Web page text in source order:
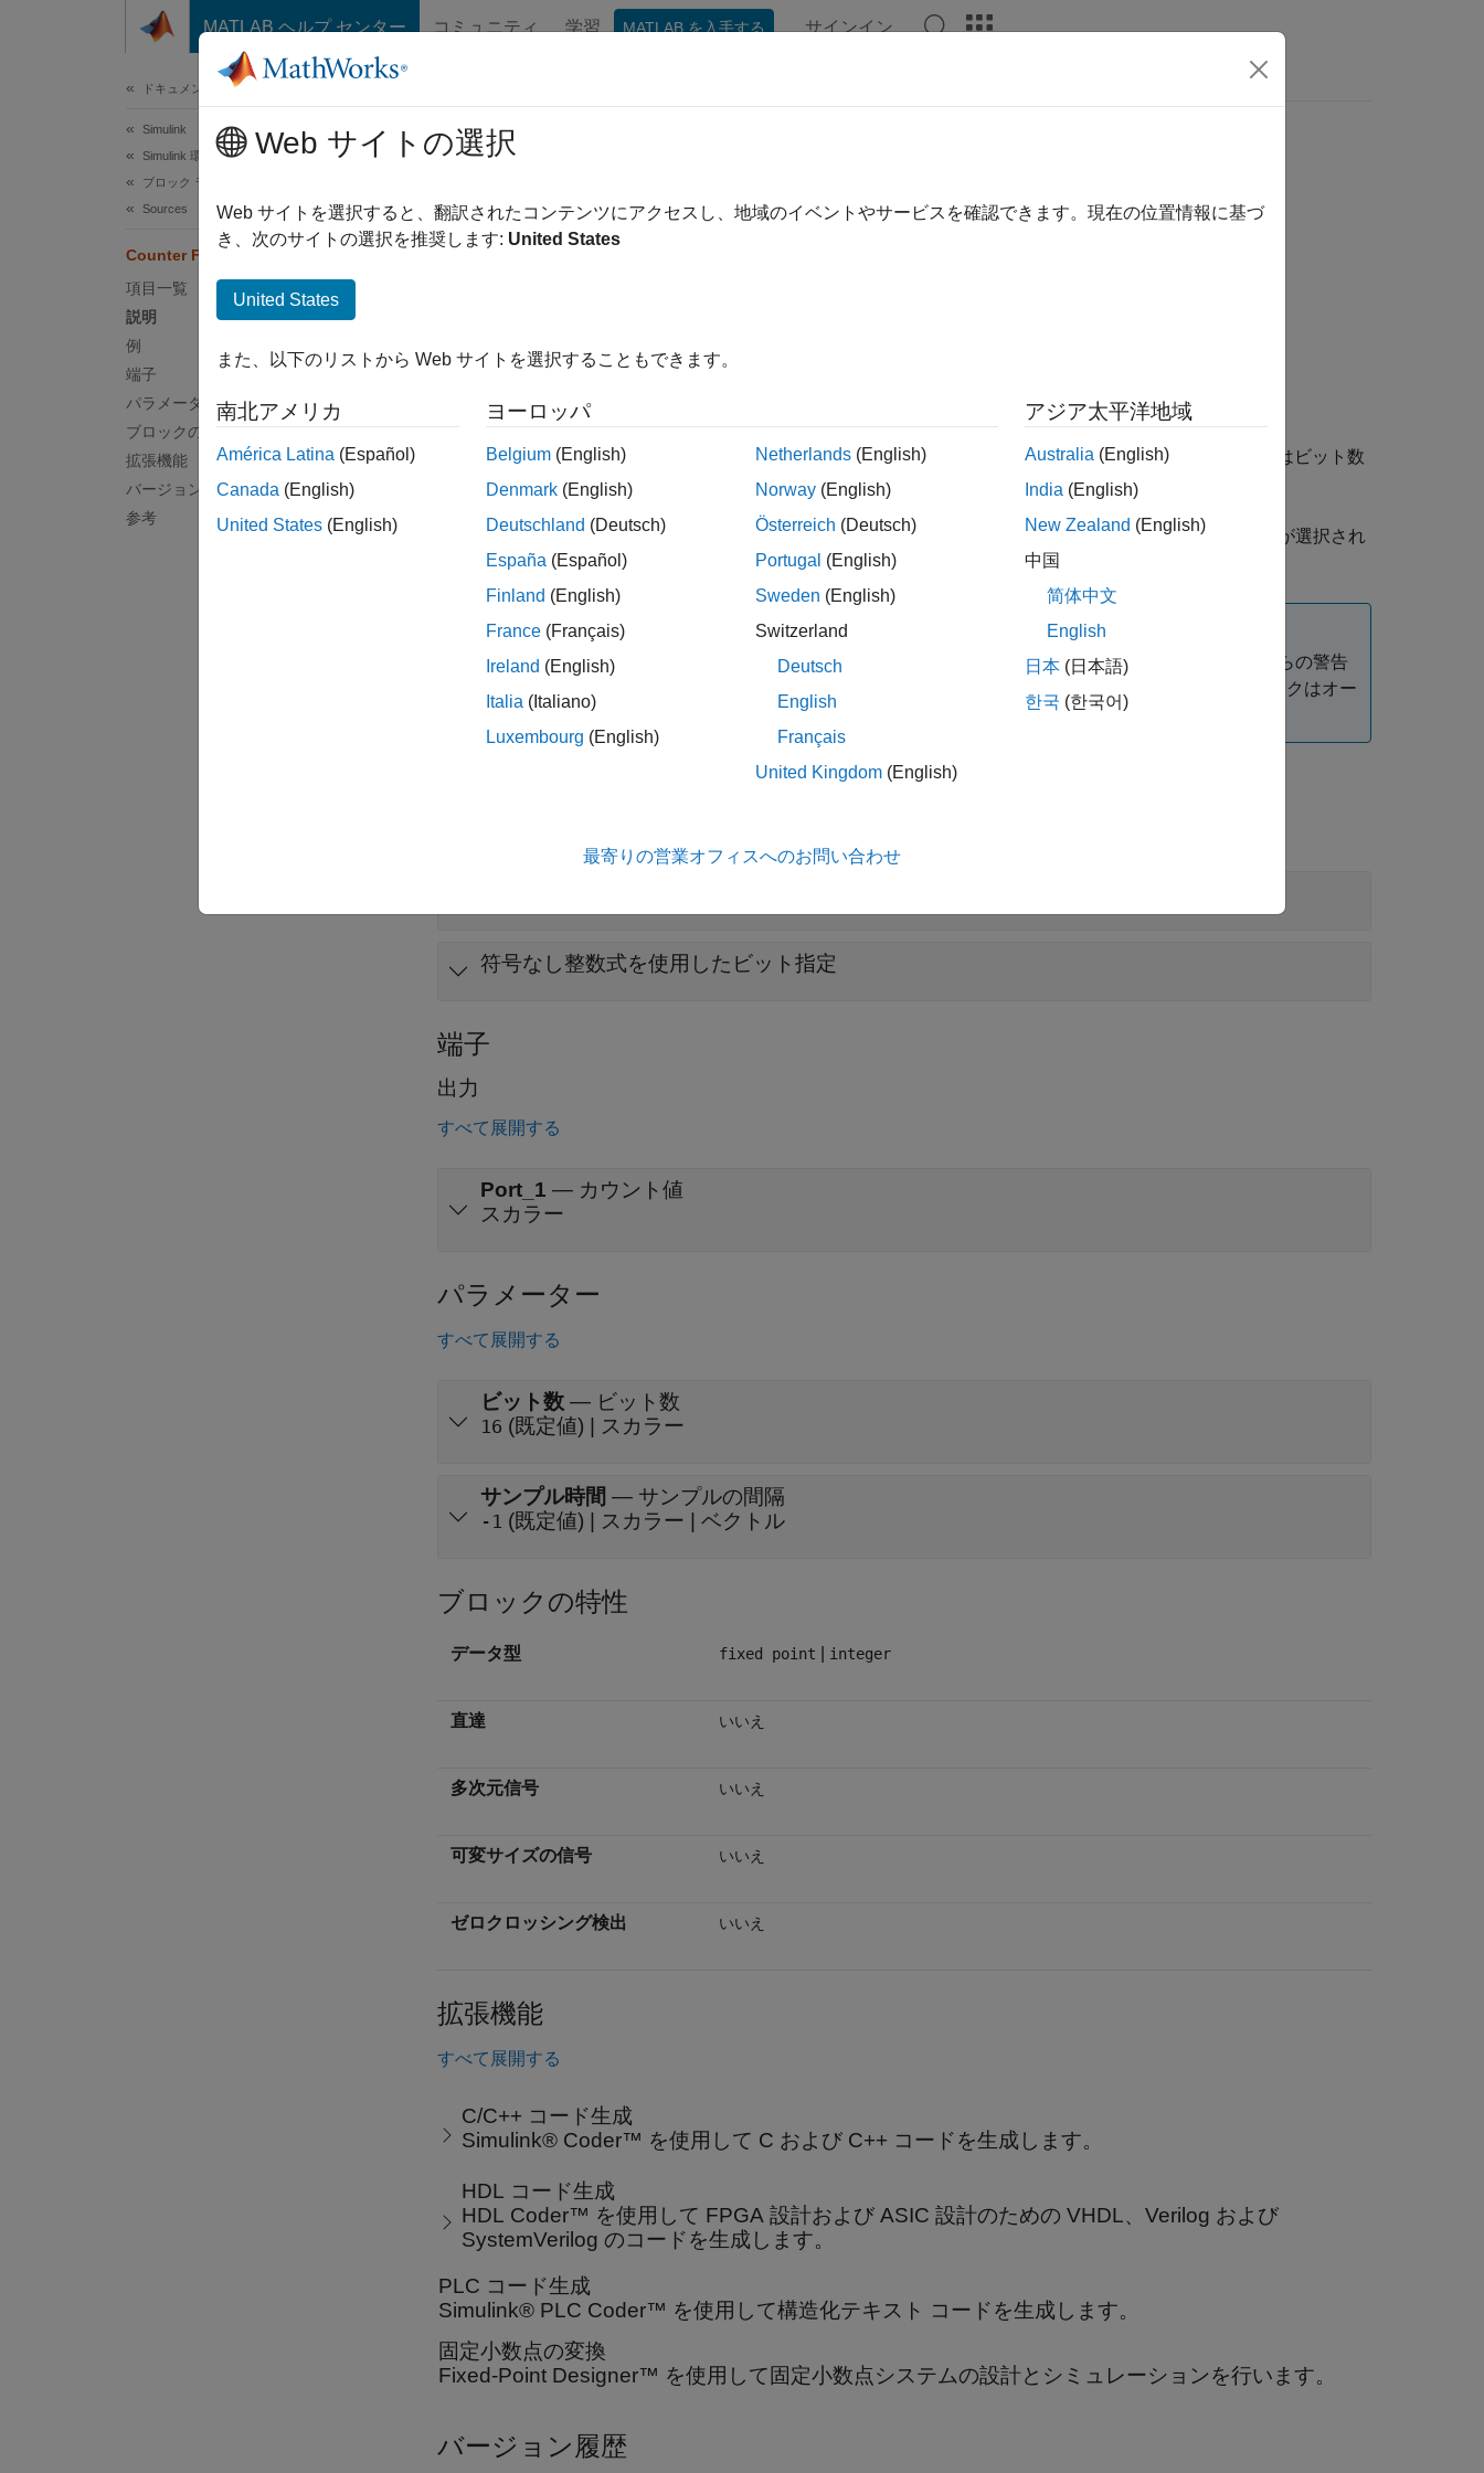
コンテンツへスキップ
MATLAB ヘルプ センター コミュニティ 学習 MATLAB を入手する サインイン
ドキュメンテーションのホーム
Simulink
Simulink 環境の基礎
ブロック ライブラリ
Sources
Counter Free-Running
項目一覧
説明
例
端子
パラメーター
ブロックの特性
拡張機能
バージョン履歴
参考
Counter Free-Running
カウント アップしていき、指定ビット数の最大値に到達した後に、オーバーフローしてゼロに戻る
HDL Coder / Sources
説明
Counter Free-Runningブロックは、最大値 2Nbits– 1 に達するまでカウント アップします。ここで、
はビット数
です。次に、カウンターはオーバーフローしてゼロに戻り、カウント アップを再開します。
オーバーフロー後、カウンターは必ずゼロに初期化されます。ただし、グローバル double オーバーライドが選択され
た場合、Counter Free-Running ブロックはゼロに戻りません。
メモ
このブロックはシミュレーション中のオーバーフロー時のラップに関する警告を報告しません。これらの警告
のリファレンス ページを参照してください。ブロックはオー
バーフロー時のラップが原因で発生するエラーを報告します。
符号なし整数式を使用したビット指定
端子
出力
すべて展開する
Port_1 — カウント値
スカラー
パラメーター
すべて展開する
ビット数 — ビット数
16 (既定値) | スカラー
サンプル時間 — サンプルの間隔
-1 (既定値) | スカラー | ベクトル
ブロックの特性
データ型 fixed point integer
直達 いいえ
多次元信号 いいえ
可変サイズの信号 いいえ
ゼロクロッシング検出 いいえ
拡張機能
すべて展開する
C/C++ コード生成
Simulink® Coder™ を使用して C および C++ コードを生成します。
HDL コード生成
HDL Coder™ を使用して FPGA 設計および ASIC 設計のための VHDL、Verilog および
SystemVerilog のコードを生成します。
PLC コード生成
Simulink® PLC Coder™ を使用して構造化テキスト コードを生成します。
固定小数点の変換
Fixed-Point Designer™ を使用して固定小数点システムの設計とシミュレーションを行います。
バージョン履歴
Web サイトの選択
Web サイトを選択すると、翻訳されたコンテンツにアクセスし、地域のイベントやサービスを確認できます。現在の位置情報に基づ
き、次のサイトの選択を推奨します: United States
United States
また、以下のリストから Web サイトを選択することもできます。
南北アメリカ
América Latina (Español)
Canada (English)
United States (English)
ヨーロッパ
Belgium (English)
Denmark (English)
Deutschland (Deutsch)
España (Español)
Finland (English)
France (Français)
Ireland (English)
Italia (Italiano)
Luxembourg (English)
Netherlands (English)
Norway (English)
Österreich (Deutsch)
Portugal (English)
Sweden (English)
Switzerland
Deutsch
English
Français
United Kingdom (English)
アジア太平洋地域
Australia (English)
India (English)
New Zealand (English)
中国
简体中文
English
日本 (日本語)
한국 (한국어)
最寄りの営業オフィスへのお問い合わせ